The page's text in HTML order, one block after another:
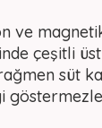
ve
çeşitli
süt